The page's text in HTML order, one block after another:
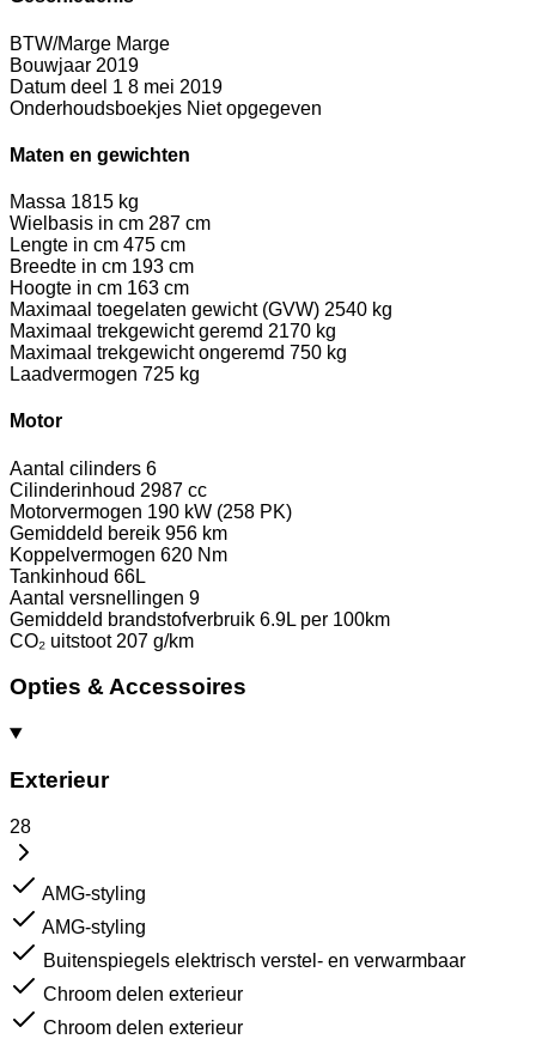
BTW/Marge Marge
Bouwjaar 2019
Datum deel 1 8 mei 2019
Onderhoudsboekjes Niet opgegeven
Maten en gewichten
Massa 1815 kg
Wielbasis in cm 287 cm
Lengte in cm 475 cm
Breedte in cm 193 cm
Hoogte in cm 163 cm
Maximaal toegelaten gewicht (GVW) 2540 kg
Maximaal trekgewicht geremd 2170 kg
Maximaal trekgewicht ongeremd 750 kg
Laadvermogen 725 kg
Motor
Aantal cilinders 6
Cilinderinhoud 2987 cc
Motorvermogen 190 kW (258 PK)
Gemiddeld bereik 956 km
Koppelvermogen 620 Nm
Tankinhoud 66L
Aantal versnellingen 9
Gemiddeld brandstofverbruik 6.9L per 100km
CO₂ uitstoot 207 g/km
Opties & Accessoires
Exterieur
28
AMG-styling
AMG-styling
Buitenspiegels elektrisch verstel- en verwarmbaar
Chroom delen exterieur
Chroom delen exterieur